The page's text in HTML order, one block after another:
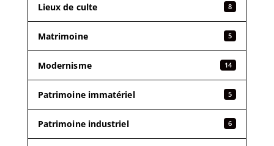
Lieux de culte 8
Matrimoine 5
Modernisme 14
Patrimoine immatériel 5
Patrimoine industriel 6